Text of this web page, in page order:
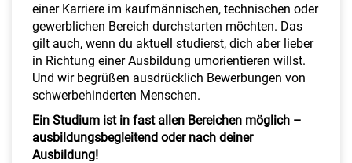
einer Karriere im kaufmännischen, technischen oder
gewerblichen Bereich durchstarten möchten. Das
gilt auch, wenn du aktuell studierst, dich aber lieber
in Richtung einer Ausbildung umorientieren willst.
Und wir begrüßen ausdrücklich Bewerbungen von
schwerbehinderten Menschen.
Ein Studium ist in fast allen Bereichen möglich –
ausbildungsbegleitend oder nach deiner
Ausbildung!